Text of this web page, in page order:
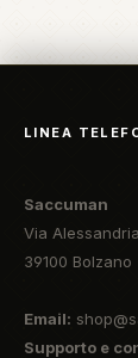
LINEA
Saccuman
Via
39100
Email:
Supporto e